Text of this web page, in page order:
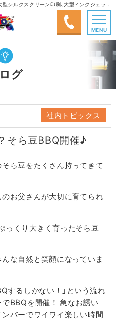
愛と夢がつまった！？そら豆BBQ開催♪｜大型シルクスクリーン印刷、大型インクジェット出力、塗画(手書き)｜有限会社大蔵プロセス
MENU
グ
社内トピックス
そら豆BBQ開催♪
ら豆をたくさん持ってきて
お父さんが大切に育てられ
っくり大きく育ったそら豆
な自然と笑顔になっていま
するしかない！」という流れ
BBQを開催！ 急なお誘い
バーでワイワイ楽しい時間